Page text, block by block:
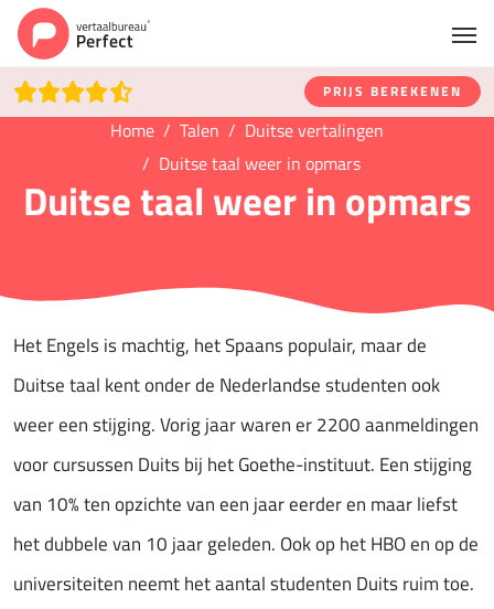
PRIJS BEREKENEN
Home Talen
Duitse vertalingen
Duitse taal weer in opmars
Duitse taal weer in opmars
Het Engels is machtig, het Spaans populair, maar de
Duitse taal kent onder de Nederlandse studenten ook
weer een stijging. Vorig jaar waren er 2200 aanmeldingen
voor cursussen Duits bij het Goethe-instituut. Een stijging
van 10% ten opzichte van een jaar eerder en maar liefst
het dubbele van 10 jaar geleden. Ook op het HBO en op de
universiteiten neemt het aantal studenten Duits ruim toe.